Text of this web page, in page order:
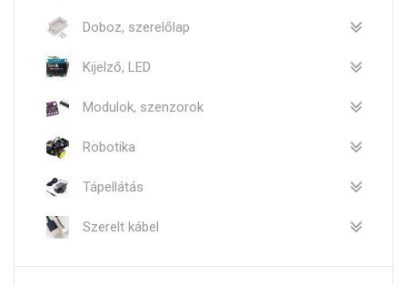
Doboz, szerelőlap
Kijelző, LED
Modulok, szenzorok
Robotika
Tápellátás
Szerelt kábel